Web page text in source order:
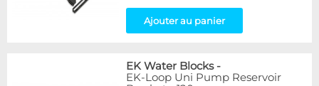
Ajouter au panier
EK Water Blocks-
EK-Loop Uni Pump Reservoir